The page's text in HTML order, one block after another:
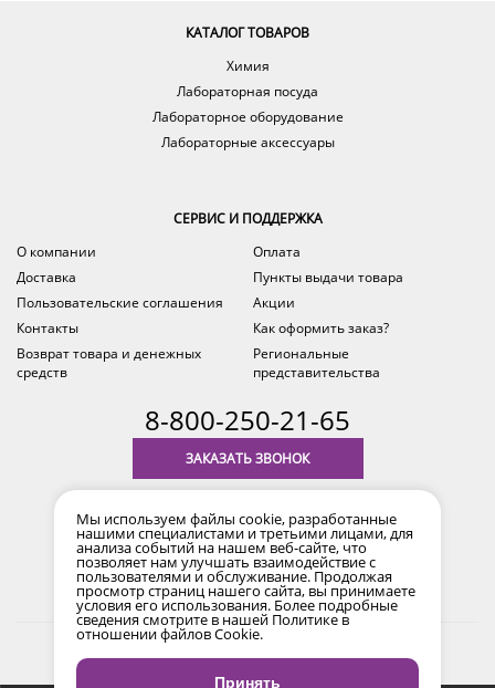
КАТАЛОГ ТОВАРОВ
Химия
Лабораторная посуда
Лабораторное оборудование
Лабораторные аксессуары
СЕРВИС И ПОДДЕРЖКА
О компании
Оплата
Доставка
Пункты выдачи товара
Пользовательские соглашения
Акции
Контакты
Как оформить заказ?
Возврат товара и денежных
средств
Региональные
представительства
8-800-250-21-65
ЗАКАЗАТЬ ЗВОНОК
время по Уфе (MSK+2)
2017-2026 © Все права защищены. Информация сайта
защищена законом об авторских правах.
Мы используем файлы cookie, разработанные
нашими специалистами и третьими лицами, для
анализа событий на нашем веб-сайте, что
позволяет нам улучшать взаимодействие с
пользователями и обслуживание. Продолжая
просмотр страниц нашего сайта, вы принимаете
условия его использования. Более подробные
сведения смотрите в нашей Политике в
отношении файлов Cookie.
Принять